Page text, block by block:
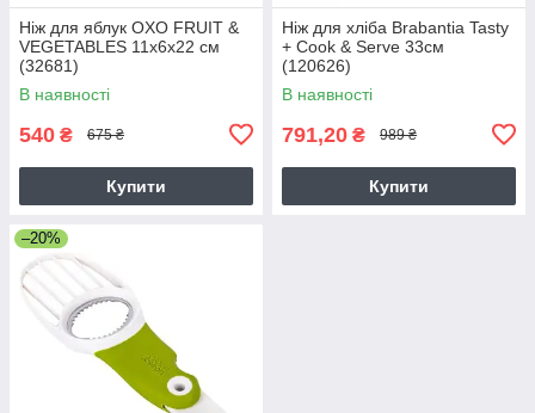
Ніж для яблук OXO FRUIT &
VEGETABLES 11х6х22 см
(32681)
В наявності
540 ₴ 675 ₴
Купити
Ніж для хліба Brabantia Tasty
+ Cook & Serve 33см
(120626)
В наявності
791,20 ₴ 989 ₴
Купити
–20%